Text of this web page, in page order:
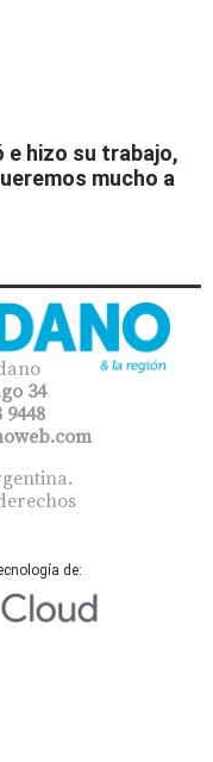
e hizo su trabajo,
mucho a
34
9448
de: